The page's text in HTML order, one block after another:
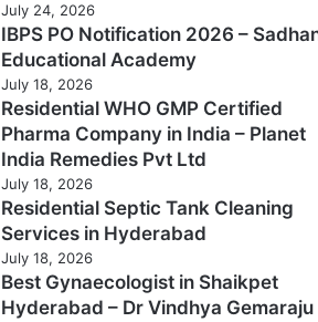
July 24, 2026
IBPS PO Notification 2026 –
Educational Academy
July 18, 2026
Residential WHO GMP Certified
Pharma Company in India – Planet
India Remedies Pvt Ltd
July 18, 2026
Residential Septic Tank Cleaning
Services in Hyderabad
July 18, 2026
Best Gynaecologist in Shaikpet
Hyderabad – Dr Vindhya Gemaraju